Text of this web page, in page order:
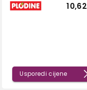
10,62
Usporedi cijene